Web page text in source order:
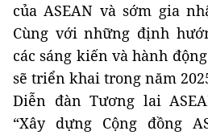
của ASEAN và sớm gia
Cùng với những định
các sáng kiến và hành
sẽ triển khai trong năm
Diễn đàn Tương lai
“Xây dựng Cộng đồng